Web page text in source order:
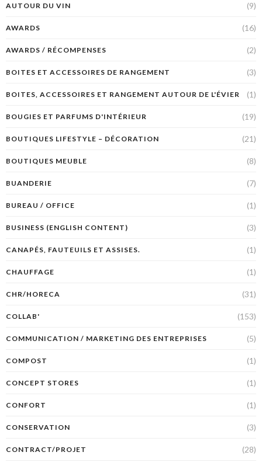
AUTOUR DU VIN (9)
AWARDS (16)
AWARDS / RÉCOMPENSES (2)
BOITES ET ACCESSOIRES DE RANGEMENT (3)
BOITES, ACCESSOIRES ET RANGEMENT AUTOUR DE L'ÉVIER (1)
BOUGIES ET PARFUMS D'INTÉRIEUR (19)
BOUTIQUES LIFESTYLE – DÉCORATION (21)
BOUTIQUES MEUBLE (8)
BUANDERIE (7)
BUREAU / OFFICE (1)
BUSINESS (ENGLISH CONTENT) (3)
CANAPÉS, FAUTEUILS ET ASSISES. (1)
CHAUFFAGE (1)
CHR/HORECA (31)
COLLAB' (153)
COMMUNICATION / MARKETING DES ENTREPRISES (5)
COMPOST (1)
CONCEPT STORES (1)
CONFORT (1)
CONSERVATION (3)
CONTRACT/PROJET (28)